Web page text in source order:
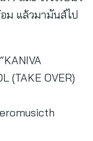
ม แล้วมามันส์ไป
(TAKE OVER)